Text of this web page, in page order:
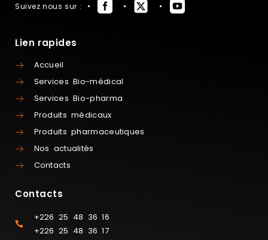
Suivez nous sur :
Lien rapides
Accueil
Services Bio-médical
Services Bio-pharma
Produits médicaux
Produits pharmaceutiques
Nos actualités
Contacts
Contacts
+226 25 48 36 16
+226 25 48 36 17